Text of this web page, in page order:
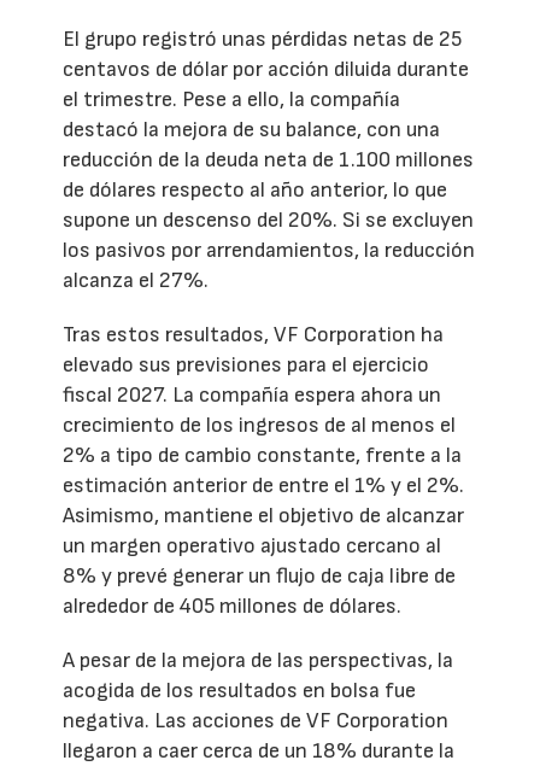
El grupo registró unas pérdidas netas de 25
centavos de dólar por acción diluida durante
el trimestre. Pese a ello, la compañía
destacó la mejora de su balance, con una
reducción de la deuda neta de 1.100 millones
de dólares respecto al año anterior, lo que
supone un descenso del 20%. Si se excluyen
los pasivos por arrendamientos, la reducción
alcanza el 27%.
Tras estos resultados, VF Corporation ha
elevado sus previsiones para el ejercicio
fiscal 2027. La compañía espera ahora un
crecimiento de los ingresos de al menos el
2% a tipo de cambio constante, frente a la
estimación anterior de entre el 1% y el 2%.
Asimismo, mantiene el objetivo de alcanzar
un margen operativo ajustado cercano al
8% y prevé generar un flujo de caja libre de
alrededor de 405 millones de dólares.
A pesar de la mejora de las perspectivas, la
acogida de los resultados en bolsa fue
negativa. Las acciones de VF Corporation
llegaron a caer cerca de un 18% durante la